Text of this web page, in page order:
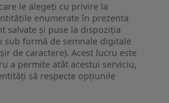
le alegeți cu privire la
enumerate în prezenta
salvate și puse la dispoziția
sub formă de semnale digitale
de caractere). Acest lucru este
a permite atât acestui serviciu,
să respecte opțiunile